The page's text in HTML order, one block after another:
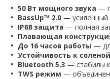
50 Вт мощного звука —
BassUp™ 2.0 — усиленный
IP68 защита — полная
Плавающая
До 16 часов работы —
Устойчивость к
Bluetooth 5.3 —
TWS режим —